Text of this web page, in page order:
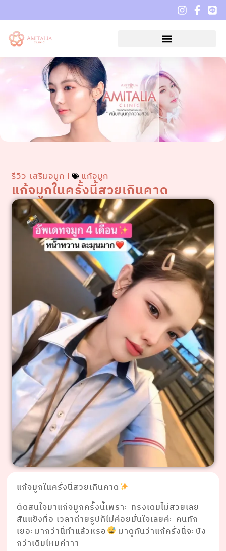
รีวิว เสริมจมูก แก้จมูก
แก้จมูกในครั้งนี้สวยเกินคาด
แก้จมูกในครั้งนี้สวยเกินคาด
ตัดสินใจมาแก้จมูกครั้งนี้เพราะ ทรงเดิมไม่สวยเลย
สันแข็งทื่อ เวลาถ่ายรูปก็ไม่ค่อยมั่นใจเลยค่ะ คนทัก
เยอะมากว่านี่ทำแล้วหรอ
มาดูกันว่าแก้ครั้งนี้จะปัง
กว่าเดิมไหมค่าาา